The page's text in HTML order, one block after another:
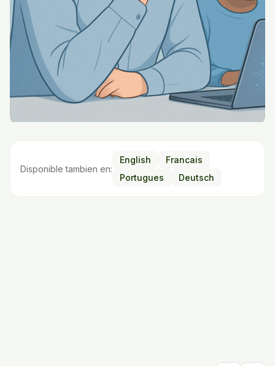
Disponible tambien en:
English
Francais
Portugues
Deutsch